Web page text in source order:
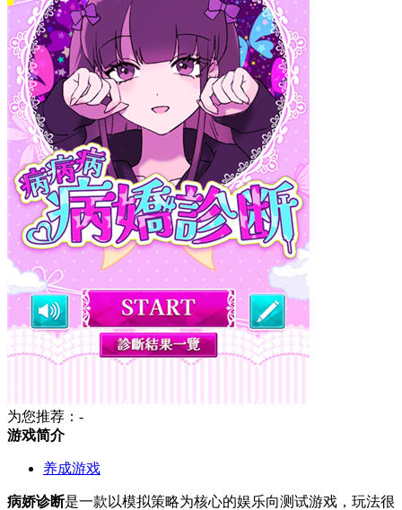
为您推荐：-
游戏简介
养成游戏
病娇诊断是一款以模拟策略为核心的娱乐向测试游戏，玩法很